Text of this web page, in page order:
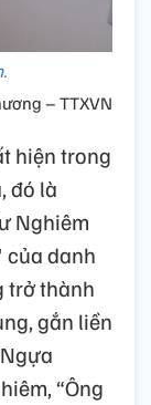
– TTXVN
hiện trong
đó là
Nghiêm
của danh
trở thành
gắn liền
“Ông